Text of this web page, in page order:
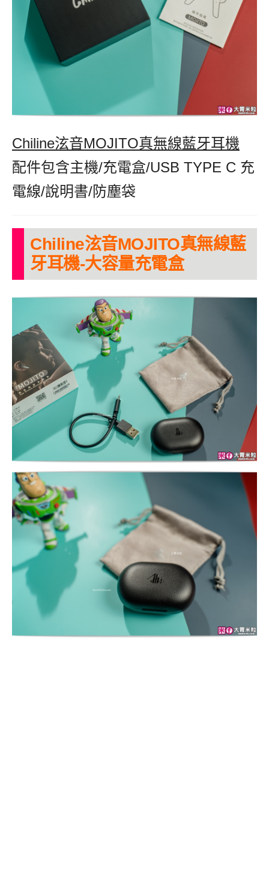
Chiline泫音MOJITO真無線藍牙耳機
配件包含主機/充電盒/USB TYPE C 充
電線/說明書/防塵袋
Chiline泫音MOJITO真無線藍
牙耳機-大容量充電盒